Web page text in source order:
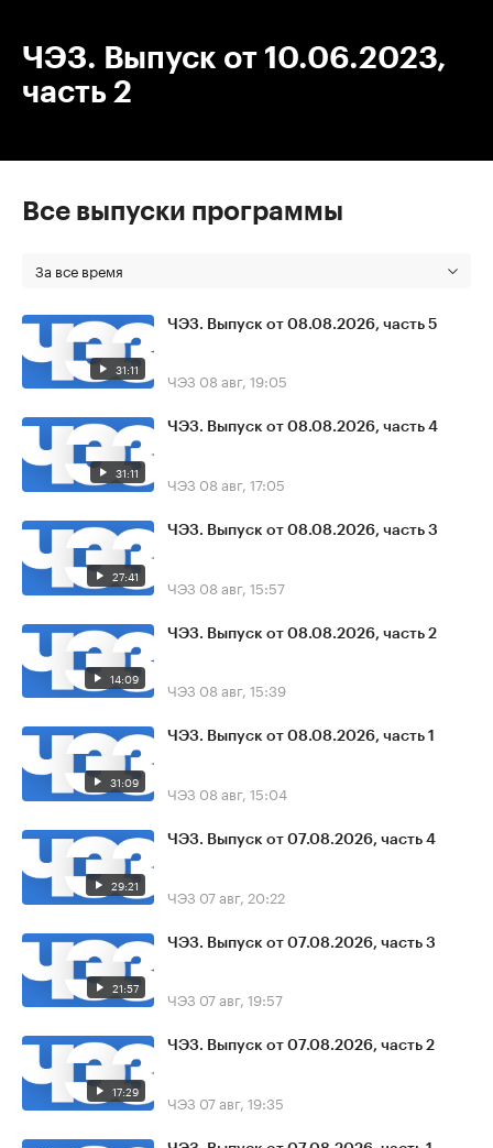
ЧЭЗ. Выпуск от 10.06.2023,
часть 2
Все выпуски программы
За все время
31:11
ЧЭЗ. Выпуск от 08.08.2026, часть 5
ЧЭЗ 08 авг, 19:05
31:11
ЧЭЗ. Выпуск от 08.08.2026, часть 4
ЧЭЗ 08 авг, 17:05
27:41
ЧЭЗ. Выпуск от 08.08.2026, часть 3
ЧЭЗ 08 авг, 15:57
14:09
ЧЭЗ. Выпуск от 08.08.2026, часть 2
ЧЭЗ 08 авг, 15:39
31:09
ЧЭЗ. Выпуск от 08.08.2026, часть 1
ЧЭЗ 08 авг, 15:04
29:21
ЧЭЗ. Выпуск от 07.08.2026, часть 4
ЧЭЗ 07 авг, 20:22
21:57
ЧЭЗ. Выпуск от 07.08.2026, часть 3
ЧЭЗ 07 авг, 19:57
17:29
ЧЭЗ. Выпуск от 07.08.2026, часть 2
ЧЭЗ 07 авг, 19:35